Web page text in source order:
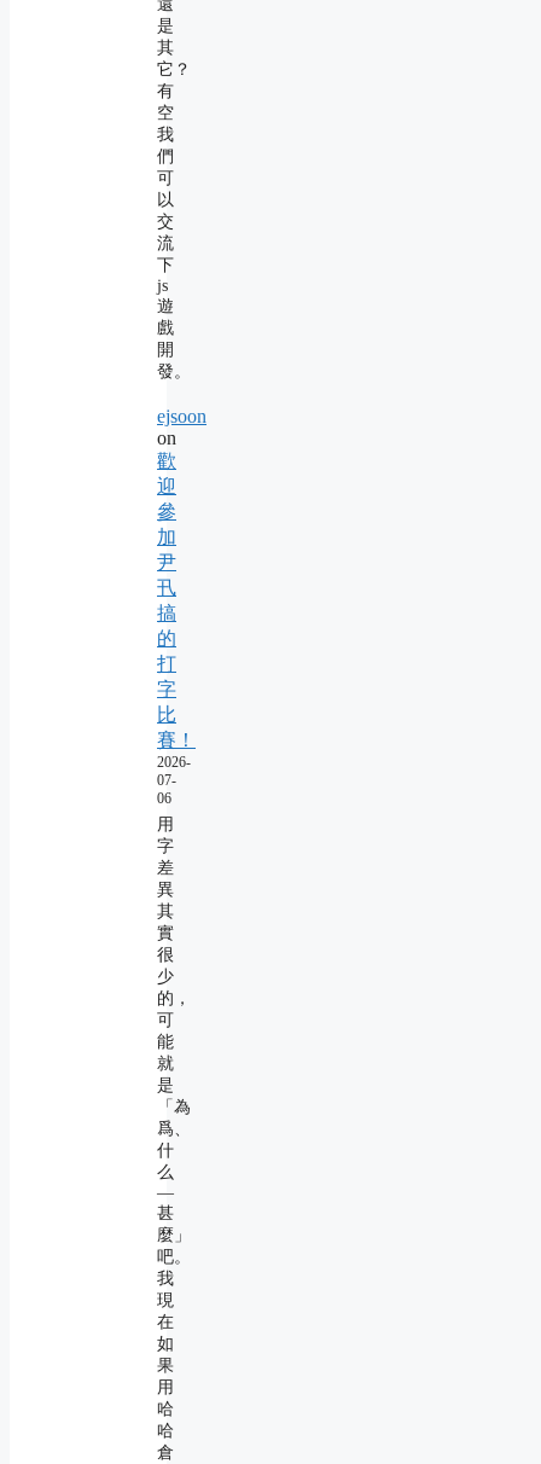
還
是
其
它？
有
空
我
們
可
以
交
流
下
js
遊
戲
開
發。
ejsoon
on
歡
迎
參
加
尹
卂
搞
的
打
字
比
賽！
2026-
07-
06
用
字
差
異
其
實
很
少
的，
可
能
就
是
「為
爲、
什
么
―
甚
麼」
吧。
我
現
在
如
果
用
哈
哈
倉